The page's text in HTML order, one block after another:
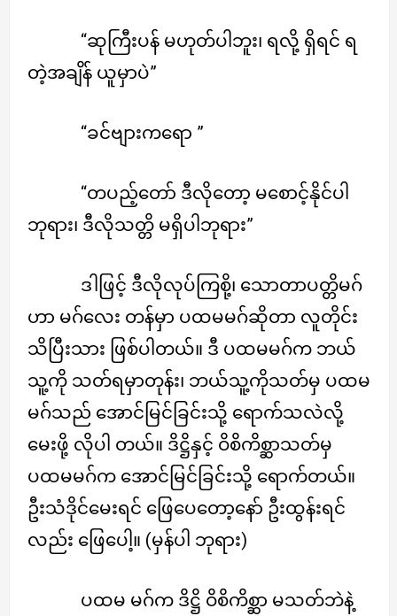
“ဆုကြီးပန် မဟုတ်ပါဘူး၊ ရလို့ ရှိရင် ရ
တဲ့အချိန် ယူမှာပဲ”
“ခင်ဗျားကရော ”
“တပည့်တော် ဒီလိုတော့ မစောင့်နိုင်ပါ
ဘုရား၊ ဒီလိုသတ္တိ မရှိပါဘုရား”
ဒါဖြင့် ဒီလိုလုပ်ကြစို့၊ သောတာပတ္တိမဂ်
ဟာ မဂ်လေး တန်မှာ ပထမမဂ်ဆိုတာ လူတိုင်း
သိပြီးသား ဖြစ်ပါတယ်။ ဒီ ပထမမဂ်က ဘယ်
သူ့ကို သတ်ရမှာတုန်း၊ ဘယ်သူ့ကိုသတ်မှ ပထမ
မဂ်သည် အောင်မြင်ခြင်းသို့ ရောက်သလဲလို့
မေးဖို့ လိုပါ တယ်။ ဒိဋ္ဌိနှင့် ဝိစိကိစ္ဆာသတ်မှ
ပထမမဂ်က အောင်မြင်ခြင်းသို့ ရောက်တယ်။
ဦးသံဒိုင်မေးရင် ဖြေပေတော့နော် ဦးထွန်းရင်
လည်း ဖြေပေါ့။ (မှန်ပါ ဘုရား)
ပထမ မဂ်က ဒိဋ္ဌိ ဝိစိကိစ္ဆာ မသတ်ဘဲနဲ့